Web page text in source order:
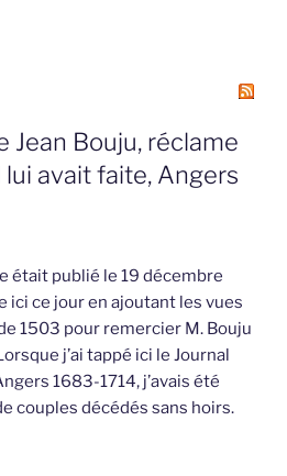
Jean Bouju, réclame
lui avait faite, Angers
était publié le 19 décembre
ici ce jour en ajoutant les vues
1503 pour remercier M. Bouju
j’ai tappé ici le Journal
1683-1714, j’avais été
couples décédés sans hoirs.